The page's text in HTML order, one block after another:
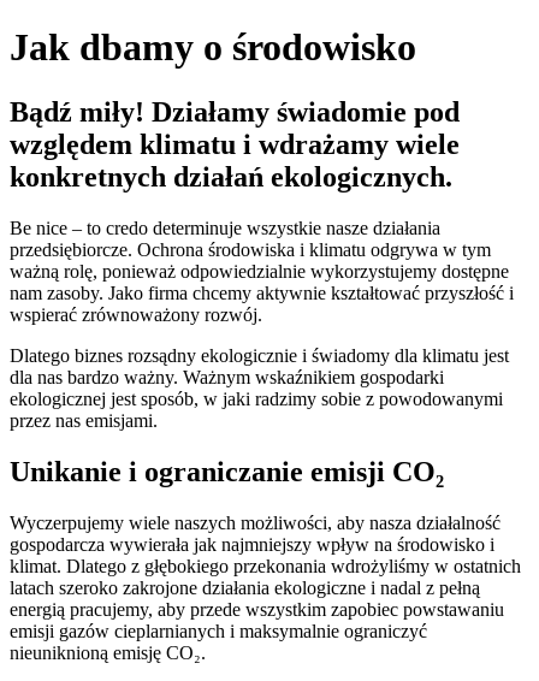
Jak dbamy o środowisko
Bądź miły! Działamy świadomie pod
względem klimatu i wdrażamy wiele
konkretnych działań ekologicznych.
Be nice – to credo determinuje wszystkie nasze działania
przedsiębiorcze. Ochrona środowiska i klimatu odgrywa w tym
ważną rolę, ponieważ odpowiedzialnie wykorzystujemy dostępne
nam zasoby. Jako firma chcemy aktywnie kształtować przyszłość i
wspierać zrównoważony rozwój.
Dlatego biznes rozsądny ekologicznie i świadomy dla klimatu jest
dla nas bardzo ważny. Ważnym wskaźnikiem gospodarki
ekologicznej jest sposób, w jaki radzimy sobie z powodowanymi
przez nas emisjami.
Unikanie i ograniczanie emisji CO₂
Wyczerpujemy wiele naszych możliwości, aby nasza działalność
gospodarcza wywierała jak najmniejszy wpływ na środowisko i
klimat. Dlatego z głębokiego przekonania wdrożyliśmy w ostatnich
latach szeroko zakrojone działania ekologiczne i nadal z pełną
energią pracujemy, aby przede wszystkim zapobiec powstawaniu
emisji gazów cieplarnianych i maksymalnie ograniczyć
nieuniknioną emisję CO₂.